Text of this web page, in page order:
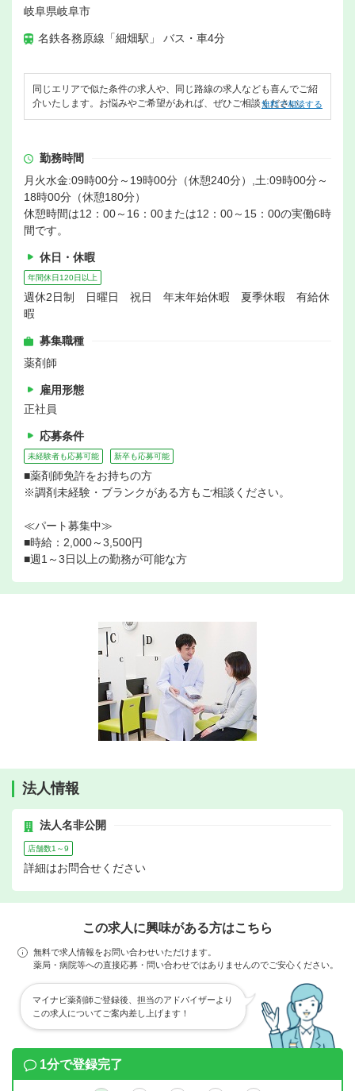
岐阜県岐阜市
名鉄各務原線「細畑駅」 バス・車4分
同じエリアで似た条件の求人や、同じ路線の求人なども喜んでご紹
介いたします。お悩みやご希望があれば、ぜひご相談ください。
無料で相談する
勤務時間
月火水金:09時00分～19時00分（休憩240分）,土:09時00分～
18時00分（休憩180分）
休憩時間は12：00～16：00または12：00～15：00の実働6時
間です。
休日・休暇
年間休日120日以上
週休2日制 日曜日 祝日 年末年始休暇 夏季休暇 有給休
暇
募集職種
薬剤師
雇用形態
正社員
応募条件
未経験者も応募可能 新卒も応募可能
■薬剤師免許をお持ちの方
※調剤未経験・ブランクがある方もご相談ください。
≪パート募集中≫
■時給：2,000～3,500円
■週1～3日以上の勤務が可能な方
法人情報
法人名非公開
店舗数1～9
詳細はお問合せください
この求人に興味がある方はこちら
無料で求人情報をお問い合わせいただけます。
薬局・病院等への直接応募・問い合わせではありませんのでご安心ください。
マイナビ薬剤師ご登録後、担当のアドバイザーより
この求人についてご案内差し上げます！
1分で登録完了